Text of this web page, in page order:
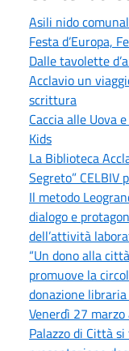
Asili nido
Festa d’Europa,
Dalle tavolette
Acclavio un
scrittura
Caccia alle Uova
Kids
La Biblioteca
Segreto”
Il metodo
dialogo e
dell’attività
“Un dono alla
promuove la
donazione
Venerdì 27
Palazzo di Città